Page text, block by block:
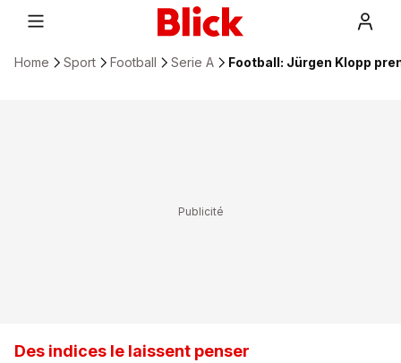
Home Sport Football Serie A Football: Jürgen Klopp
Des indices le laissent penser